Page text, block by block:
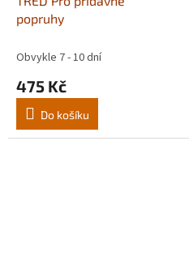
popruhy
Obvykle 7 - 10 dní
475 Kč
Do košíku